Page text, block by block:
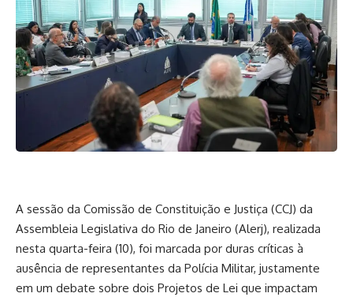
A sessão da Comissão de Constituição e Justiça (CCJ) da
Assembleia Legislativa do Rio de Janeiro (Alerj), realizada
nesta quarta-feira (10), foi marcada por duras críticas à
ausência de representantes da Polícia Militar, justamente
em um debate sobre dois Projetos de Lei que impactam